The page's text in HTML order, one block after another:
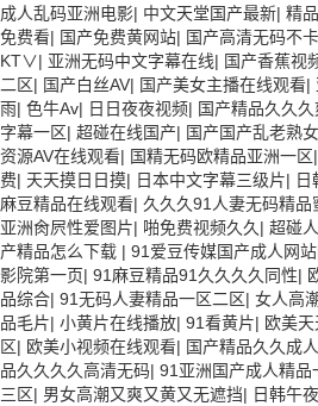
成人乱码亚洲电影| 中文天堂国产最新| 精
免费看| 国产免费黄网站| 国产高清无码不卡
KT∨| 亚洲无码中文字幕在线| 国产香蕉视
二区| 国产白丝AV| 国产美女主播在线观看|
雨| 色牛Av| 日日夜夜视频| 国产精品久久
字幕一区| 超碰在线国产| 国产国产乱老熟
资源AV在线观看| 国精无码欧精品亚洲一区|
费| 天天摸日日摸| 日本中文字幕三级片| 日
麻豆精品在线观看| 久久久91人妻无码精品
亚洲肏屄性爱图片| 啪免费视频久久 | 超碰
产精品怎么下载 | 91爱豆传媒国产成人网站
影院第一页| 91麻豆精品91久久久久同性|
品综合| 91无码人妻精品一区二区| 女人高
品毛片| 小黄片在线播放| 91看黄片| 欧美
区| 欧美小视频在线观看| 国产精品久久成
品久久久久高清无码| 91亚洲国产成人精品
三区| 男女高潮又爽又黄又无遮挡| 日韩午